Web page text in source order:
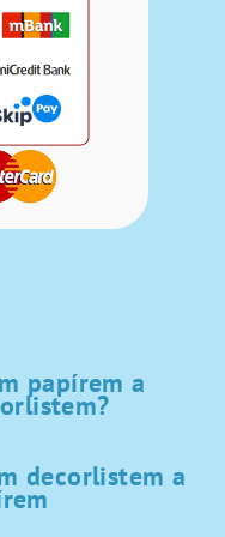
papírem a
decorlistem a